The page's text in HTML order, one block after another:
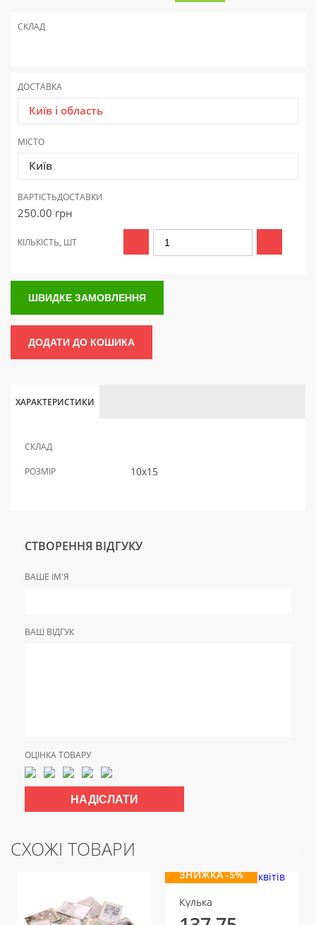
СКЛАД
ДОСТАВКА
Київ і область
МІСТО
Київ
ВАРТІСТЬДОСТАВКИ
250.00 грн
КІЛЬКІСТЬ, ШТ
ШВИДКЕ ЗАМОВЛЕННЯ
ДОДАТИ ДО КОШИКА
ХАРАКТЕРИСТИКИ
СКЛАД
РОЗМІР 10x15
СТВОРЕННЯ ВІДГУКУ
ВАШЕ ІМ'Я
ВАШ ВІДГУК
ОЦІНКА ТОВАРУ
СХОЖІ ТОВАРИ
ЗНИЖКА -5%
Кулька